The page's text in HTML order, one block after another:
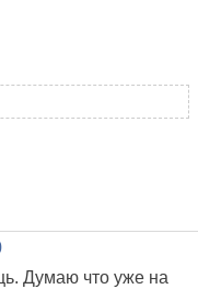
Думаю что уже на